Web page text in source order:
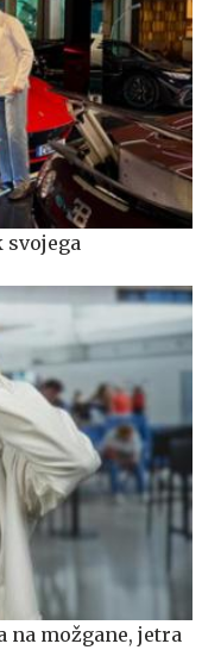
svojega
na možgane, jetra